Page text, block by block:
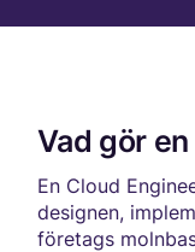
Vad gör
En Cloud
designen,
företags